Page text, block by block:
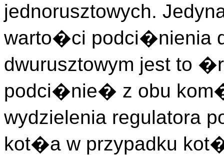
jednorusztowych.
warto�ci podci�nienia
dwurusztowym jest to
podci�nie� z obu
wydzielenia regulatora
kot�a w przypadku